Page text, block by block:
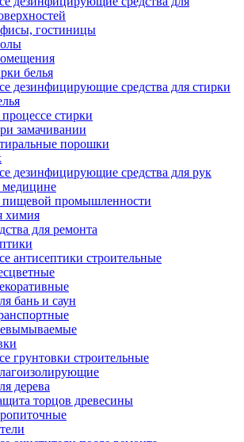
гостиницы
белья
дезинфицирующие средства для стирки
стирки
замачивании
порошки
дезинфицирующие средства для рук
промышленности
химия
для ремонта
антисептики строительные
бань и саун
грунтовки строительные
дерева
торцов древесины